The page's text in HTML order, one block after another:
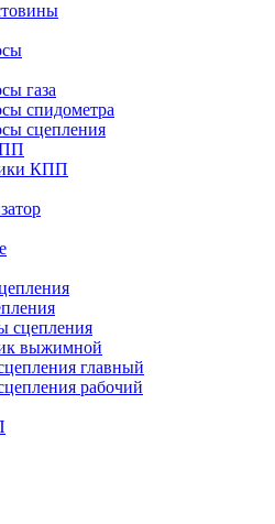
газа
спидометра
сцепления
КПП
сцепления
выжимной
главный
рабочий